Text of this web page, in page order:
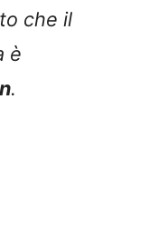
che il
è
.